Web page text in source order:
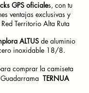
GPS oficiales, con tu
ventajas exclusivas y
Territorio Alta Ruta
ALTUSde aluminio
inoxidable 18/8.
comprar la camiseta
TERNUA